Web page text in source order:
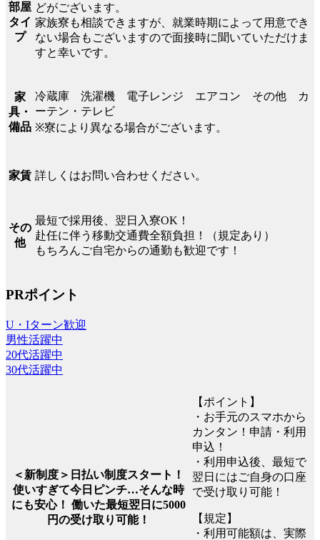
部屋
タイ
プ
どがございます。
家族寮も相談できますが、就業時期によって用意でき
ない場合もございますので面接時に聞いていただけま
すと幸いです。
家
具・
備品
冷蔵庫 洗濯機 電子レンジ エアコン その他 カ
ーテン・テレビ
※寮により異なる場合がございます。
家賃 詳しくはお問い合わせください。
その
他
最短で採用後、翌日入寮OK！
赴任に伴う移動交通費全額負担！（規定あり）
もちろんご自宅からの通勤も歓迎です！
PRポイント
U・Iターン歓迎
男性活躍中
20代活躍中
30代活躍中
＜新制度＞日払い制度スタート！
使いすぎて今日ピンチ…そんな時
にも安心！ 働いた最短翌日に5000
円の受け取り可能！
【ポイント】
・お手元のスマホから
カンタン！申請・利用
申込！
・利用申込後、最短で
翌日にはご自身の口座
で受け取り可能！
【規定】
・利用可能額は、実際